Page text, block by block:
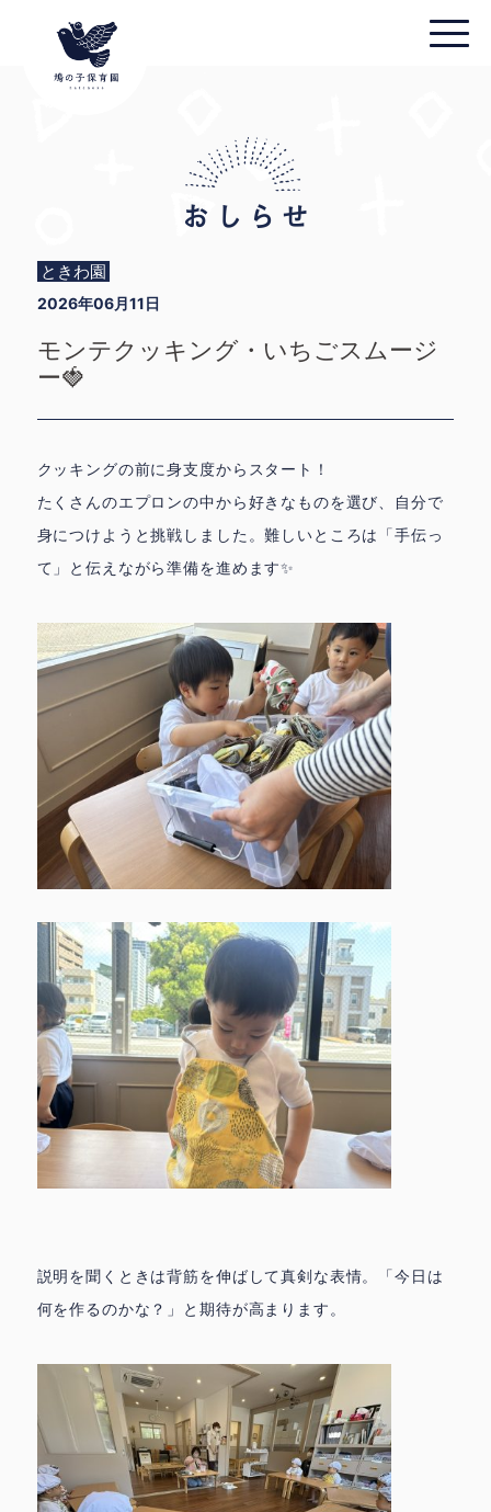
ときわ園
2026年06月11日
モンテクッキング・いちごスムージ
ー🍓
クッキングの前に身支度からスタート！
たくさんのエプロンの中から好きなものを選び、自分で
身につけようと挑戦しました。難しいところは「手伝っ
て」と伝えながら準備を進めます✨
説明を聞くときは背筋を伸ばして真剣な表情。「今日は
何を作るのかな？」と期待が高まります。